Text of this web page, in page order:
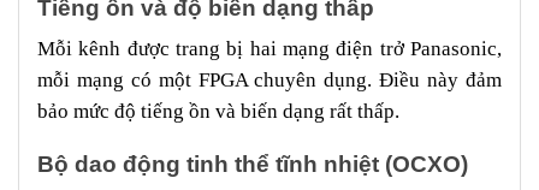
Tiếng ồn và độ biến dạng thấp
Mỗi kênh được trang bị hai mạng điện trở Panasonic,
mỗi mạng có một FPGA chuyên dụng. Điều này đảm
bảo mức độ tiếng ồn và biến dạng rất thấp.
Bộ dao động tinh thể tĩnh nhiệt (OCXO)